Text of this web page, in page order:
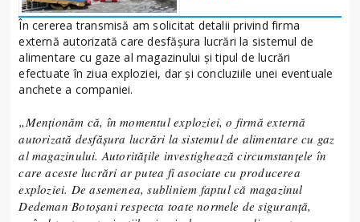
În cererea transmisă am solicitat detalii privind firma
externă autorizată care desfășura lucrări la sistemul de
alimentare cu gaze al magazinului și tipul de lucrări
efectuate în ziua exploziei, dar și concluziile unei eventuale
anchete a companiei.
„Menționăm că, în momentul exploziei, o firmă externă
autorizată desfășura lucrări la sistemul de alimentare cu gaz
al magazinului. Autoritățile investighează circumstanțele în
care aceste lucrări ar putea fi asociate cu producerea
exploziei. De asemenea, subliniem faptul că magazinul
Dedeman Botoșani respecta toate normele de siguranță,